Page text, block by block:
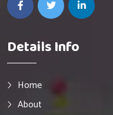
Details Info
Home
About